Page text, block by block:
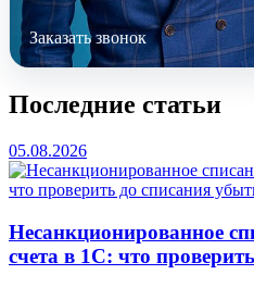
Заказать звонок
Последние статьи
05.08.2026
Несанкционированное
счета в 1С: что